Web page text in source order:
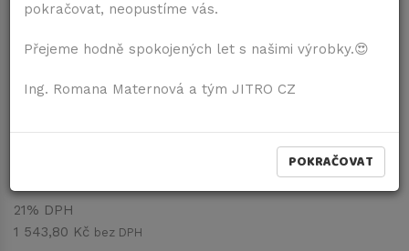
Komplet pultík s kšandičkami
21% DPH
1 543,80 Kč bez DPH
pokračovat, neopustíme vás.
Přejeme hodně spokojených let s našimi výrobky.😍
Ing. Romana Maternová a tým JITRO CZ
POKRAČOVAT